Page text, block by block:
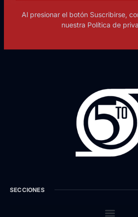
Al presionar el botón Suscribirse,
nuestra Política de
SECCIONES